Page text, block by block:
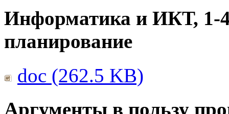
Информатика и ИКТ, 1-
планирование
doc (262.5 KB)
Аргументы в пользу